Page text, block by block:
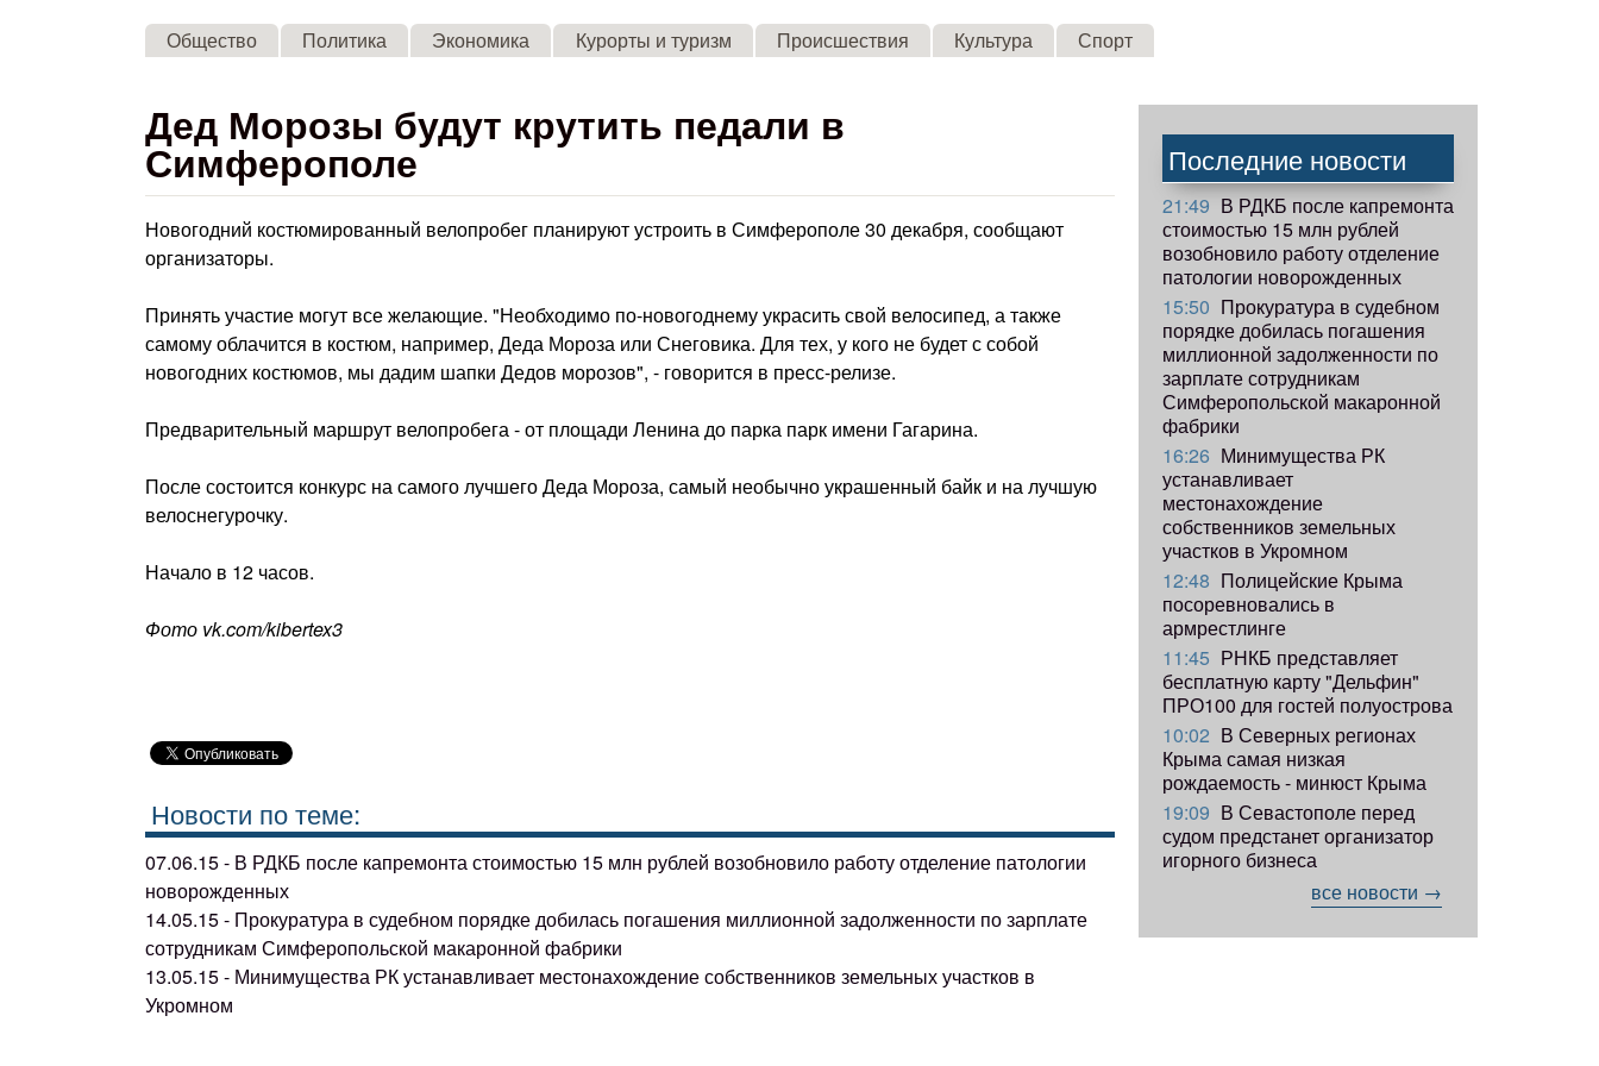
Skip to main content
Общество Политика Экономика Курорты и туризм Происшествия Культура Спорт
Дед Морозы будут крутить педали в
Симферополе
Новогодний костюмированный велопробег планируют устроить в Симферополе 30 декабря, сообщают
организаторы.
Принять участие могут все желающие. "Необходимо по-новогоднему украсить свой велосипед, а также
самому облачится в костюм, например, Деда Мороза или Снеговика. Для тех, у кого не будет с собой
новогодних костюмов, мы дадим шапки Дедов морозов", - говорится в пресс-релизе.
Предварительный маршрут велопробега - от площади Ленина до парка парк имени Гагарина.
После состоится конкурс на самого лучшего Деда Мороза, самый необычно украшенный байк и на лучшую
велоснегурочку.
Начало в 12 часов.
Фото vk.com/kibertex3
Новости по теме:
07.06.15 - В РДКБ после капремонта стоимостью 15 млн рублей возобновило работу отделение патологии
новорожденных
14.05.15 - Прокуратура в судебном порядке добилась погашения миллионной задолженности по зарплате
сотрудникам Симферопольской макаронной фабрики
13.05.15 - Минимущества РК устанавливает местонахождение собственников земельных участков в
Укромном
Последние новости
21:49 В РДКБ после капремонта
стоимостью 15 млн рублей
возобновило работу отделение
патологии новорожденных
15:50 Прокуратура в судебном
порядке добилась погашения
миллионной задолженности по
зарплате сотрудникам
Симферопольской макаронной
фабрики
16:26 Минимущества РК
устанавливает
местонахождение
собственников земельных
участков в Укромном
12:48 Полицейские Крыма
посоревновались в
армрестлинге
11:45 РНКБ представляет
бесплатную карту "Дельфин"
ПРО100 для гостей полуострова
10:02 В Северных регионах
Крыма самая низкая
рождаемость - минюст Крыма
19:09 В Севастополе перед
судом предстанет организатор
игорного бизнеса
все новости →